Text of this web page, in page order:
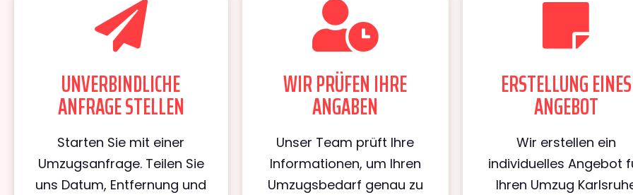
UNVERBINDLICHE
ANFRAGE STELLEN
Starten Sie mit einer
Umzugsanfrage. Teilen Sie
uns Datum, Entfernung und
WIR PRÜFEN IHRE
ANGABEN
Unser Team prüft Ihre
Informationen, um Ihren
Umzugsbedarf genau zu
ERSTELLUNG EINES
ANGEBOT
Wir erstellen ein
individuelles Angebot
Ihren Umzug